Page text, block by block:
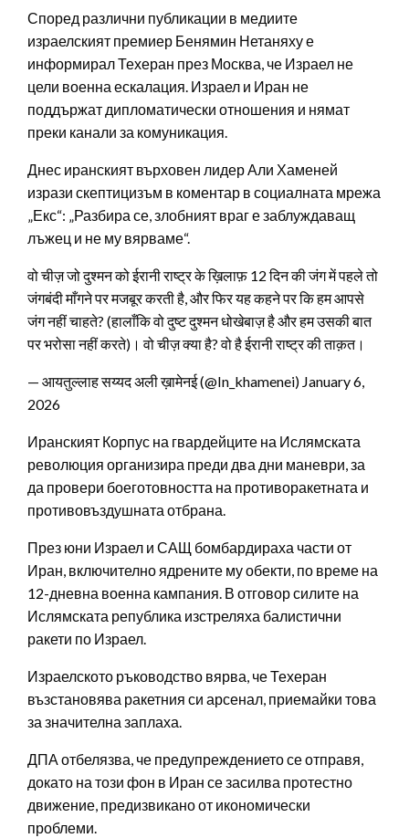
Според различни публикации в медиите
израелският премиер Бенямин Нетаняху е
информирал Техеран през Москва, че Израел не
цели военна ескалация. Израел и Иран не
поддържат дипломатически отношения и нямат
преки канали за комуникация.
Днес иранският върховен лидер Али Хаменей
изрази скептицизъм в коментар в социалната мрежа
„Екс“: „Разбира се, злобният враг е заблуждаващ
лъжец и не му вярваме“.
वो चीज़ जो दुश्मन को ईरानी राष्ट्र के ख़िलाफ़ 12 दिन की जंग में पहले तो
जंगबंदी माँगने पर मजबूर करती है, और फिर यह कहने पर कि हम आपसे
जंग नहीं चाहते? (हालाँकि वो दुष्ट दुश्मन धोखेबाज़ है और हम उसकी बात
पर भरोसा नहीं करते)। वो चीज़ क्या है? वो है ईरानी राष्ट्र की ताक़त।
— आयतुल्लाह सय्यद अली ख़ामेनई (@In_khamenei) January 6,
2026
Иранският Корпус на гвардейците на Ислямската
революция организира преди два дни маневри, за
да провери боеготовността на противоракетната и
противовъздушната отбрана.
През юни Израел и САЩ бомбардираха части от
Иран, включително ядрените му обекти, по време на
12-дневна военна кампания. В отговор силите на
Ислямската република изстреляха балистични
ракети по Израел.
Израелското ръководство вярва, че Техеран
възстановява ракетния си арсенал, приемайки това
за значителна заплаха.
ДПА отбелязва, че предупреждението се отправя,
докато на този фон в Иран се засилва протестно
движение, предизвикано от икономически
проблеми.